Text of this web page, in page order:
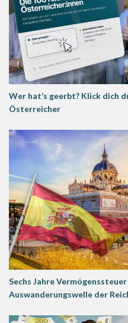
Wer hat’s geerbt? Klick dich
Österreicher
Sechs Jahre
Auswanderungswelle der